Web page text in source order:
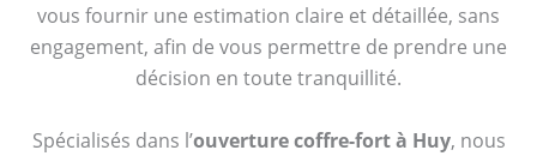
vous fournir une estimation claire et détaillée, sans
engagement, afin de vous permettre de prendre une
décision en toute tranquillité.
Spécialisés dans l’ouverture coffre-fort à Huy, nous